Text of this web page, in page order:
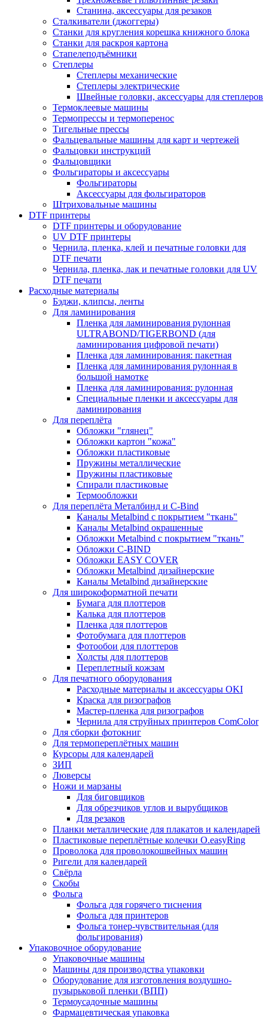
Станина, аксессуары для резаков
Сталкиватели (джоггеры)
Станки для кругления корешка книжного блока
Станки для раскроя картона
Стапелеподъёмники
Степлеры
Степлеры механические
Степлеры электрические
Швейные головки, аксессуары для степлеров
Термоклеевые машины
Термопрессы и термоперенос
Тигельные прессы
Фальцевальные машины для карт и чертежей
Фальцовки инструкций
Фальцовщики
Фольгираторы и аксессуары
Фольгираторы
Аксессуары для фольгираторов
Штриховальные машины
DTF принтеры
DTF принтеры и оборудование
UV DTF принтеры
Чернила, пленка, клей и печатные головки для
DTF печати
Чернила, пленка, лак и печатные головки для UV
DTF печати
Расходные материалы
Бэджи, клипсы, ленты
Для ламинирования
Пленка для ламинирования рулонная
ULTRABOND/TIGERBOND (для
ламинирования цифровой печати)
Пленка для ламинирования: пакетная
Пленка для ламинирования рулонная в
большой намотке
Пленка для ламинирования: рулонная
Специальные пленки и аксессуары для
ламинирования
Для переплёта
Обложки "глянец"
Обложки картон "кожа"
Обложки пластиковые
Пружины металлические
Пружины пластиковые
Спирали пластиковые
Термообложки
Для переплёта Металбинд и C-Bind
Каналы Metalbind с покрытием "ткань"
Каналы Metalbind окрашенные
Обложки Metalbind с покрытием "ткань"
Обложки C-BIND
Обложки EASY COVER
Обложки Metalbind дизайнерские
Каналы Metalbind дизайнерские
Для широкоформатной печати
Бумага для плоттеров
Калька для плоттеров
Пленка для плоттеров
Фотобумага для плоттеров
Фотообои для плоттеров
Холсты для плоттеров
Переплетный кожзам
Для печатного оборудования
Расходные материалы и аксессуары OKI
Краска для ризографов
Мастер-пленка для ризографов
Чернила для струйных принтеров ComColor
Для сборки фотокниг
Для термопереплётных машин
Курсоры для календарей
ЗИП
Люверсы
Ножи и марзаны
Для биговщиков
Для обрезчиков углов и вырубщиков
Для резаков
Планки металлические для плакатов и календарей
Пластиковые переплётные колечки O.easyRing
Проволока для проволокошвейных машин
Ригели для календарей
Свёрла
Скобы
Фольга
Фольга для горячего тиснения
Фольга для принтеров
Фольга тонер-чувствительная (для
фольгирования)
Упаковочное оборудование
Упаковочные машины
Машины для производства упаковки
Оборудование для изготовления воздушно-
пузырьковой пленки (ВПП)
Термоусадочные машины
Фармацевтическая упаковка